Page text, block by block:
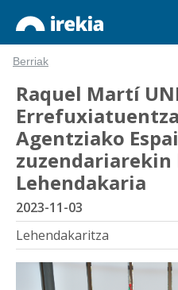
Berriak
Raquel Martí
Agentziako
zuzendariarekin
Lehendakaria
2023-11-03
Lehendakaritza